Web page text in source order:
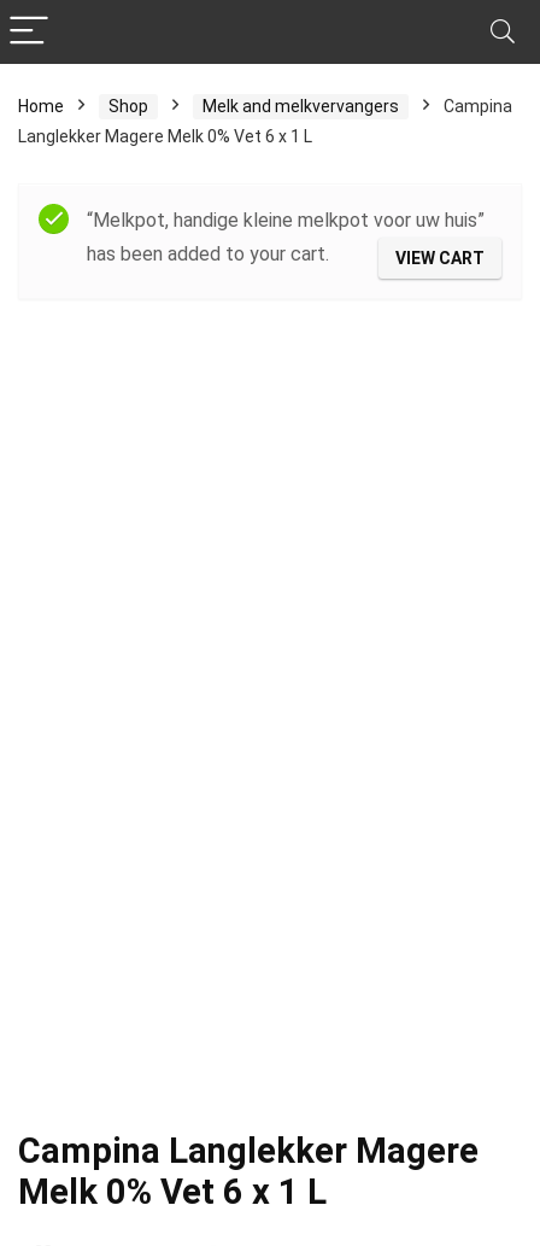
Home Shop Melk and melkvervangers
Campina
Langlekker Magere Melk 0% Vet 6 x 1 L
“Melkpot, handige kleine melkpot voor uw huis”
has been added to your cart.
VIEW CART
Campina Langlekker Magere
Melk 0% Vet 6 x 1 L